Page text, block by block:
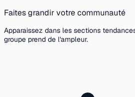
Faites grandir votre communauté
Apparaissez dans les sections
groupe prend de l'ampleur.